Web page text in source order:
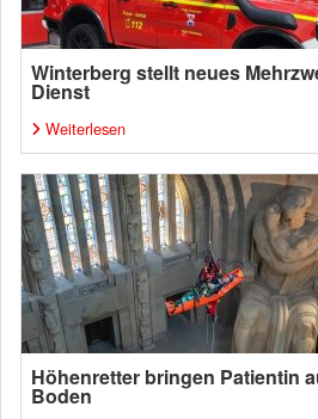
Winterberg stellt neues
Dienst
Weiterlesen
Höhenretter bringen Patientin
Boden